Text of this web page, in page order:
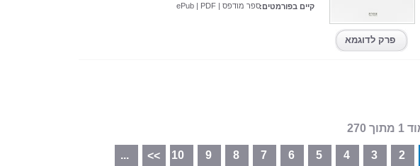
פרק לדוגמא
קיים בפורמטים:ספר מודפס |
ePub | PDF
270
2
3
4
5
6
7
8
9
10
>>
...